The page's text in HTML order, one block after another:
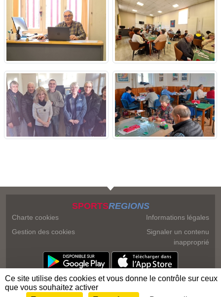
SPORTSREGIONS
Charte cookies
Gestion des cookies
Informations légales
Signaler un contenu
inapproprié
Ce site utilise des cookies et vous donne le contrôle sur ceux
que vous souhaitez activer